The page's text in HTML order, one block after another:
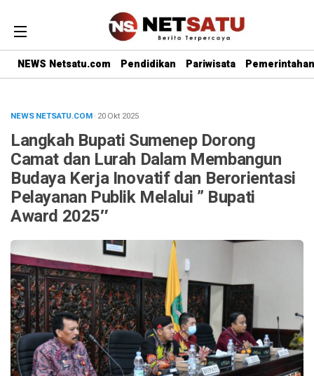
NEWS Netsatu.com Pendidikan Pariwisata Pemerintahan
NEWS NETSATU.COM· 20 Okt 2025
Langkah Bupati Sumenep Dorong
Camat dan Lurah Dalam Membangun
Budaya Kerja Inovatif dan Berorientasi
Pelayanan Publik Melalui ” Bupati
Award 2025″